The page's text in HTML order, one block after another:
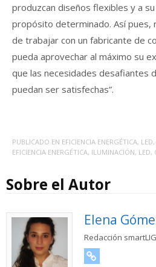
produzcan diseños flexibles y a
propósito determinado. Así pues,
de trabajar con un fabricante de
pueda aprovechar al máximo su
que las necesidades desafiantes
puedan ser satisfechas”.
PUBLICADO EN EFICIENCIA ENERGÉTICA, LED,
EFICIENCIA ENERGÉTICA, ILUMINACIÓN, LED,
Sobre el Autor
Elena
Redacción